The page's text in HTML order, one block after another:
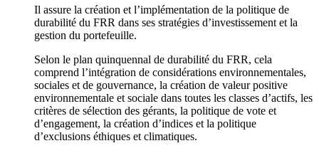
Il assure la création et l’implémentation de la politique de
durabilité du FRR dans ses stratégies d’investissement et la
gestion du portefeuille.
Selon le plan quinquennal de durabilité du FRR, cela
comprend l’intégration de considérations environnementales,
sociales et de gouvernance, la création de valeur positive
environnementale et sociale dans toutes les classes d’actifs, les
critères de sélection des gérants, la politique de vote et
d’engagement, la création d’indices et la politique
d’exclusions éthiques et climatiques.